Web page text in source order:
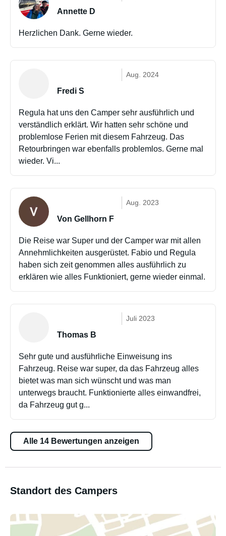
Annette D
Herzlichen Dank. Gerne wieder.
Aug. 2024
Fredi S
Regula hat uns den Camper sehr ausführlich und
verständlich erklärt. Wir hatten sehr schöne und
problemlose Ferien mit diesem Fahrzeug. Das
Retourbringen war ebenfalls problemlos. Gerne mal
wieder. Vi...
Aug. 2023
Von Gellhorn F
Die Reise war Super und der Camper war mit allen
Annehmlichkeiten ausgerüstet. Fabio und Regula
haben sich zeit genommen alles ausführlich zu
erklären wie alles Funktioniert, gerne wieder einmal.
Juli 2023
Thomas B
Sehr gute und ausführliche Einweisung ins
Fahrzeug. Reise war super, da das Fahrzeug alles
bietet was man sich wünscht und was man
unterwegs braucht. Funktionierte alles einwandfrei,
da Fahrzeug gut g...
Alle 14 Bewertungen anzeigen
Standort des Campers